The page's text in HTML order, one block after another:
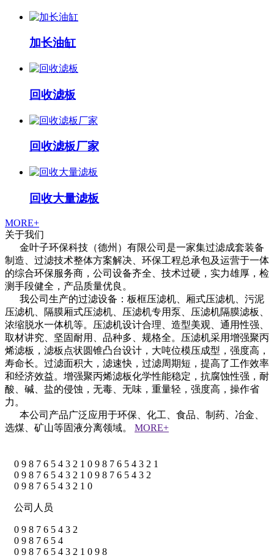
加长油缸
回收滤板
回收滤板厂家
回收大量滤板
MORE+
关于我们
金叶子环保科技（德州）有限公司是一家集过滤成套装备
制造、过滤技术整体方案解决、环保工程总承包及运营于一体
的综合环保服务商，公司设备齐全、技术过硬，实力雄厚，检
测手段健全，产品质量优良。
我公司生产的过滤设备：板框压滤机、厢式压滤机、污泥
压滤机、隔膜厢式压滤机、压滤机专用泵、压滤机隔膜滤板、
浓缩脱水一体机等。压滤机设计合理、造型美观、通用性强、
取材讲究、坚固耐用、品种多、规格全。压滤机采用增强聚丙
烯滤板，滤板点状圆锥凸台设计，大吨位模压成型，强度高，
寿命长。过滤面积大，滤速快，过滤周期短，提高了工作效率
和经济效益。增强聚丙烯滤板化学性能稳定，抗腐蚀性强，耐
酸、碱、盐的侵蚀，无毒、无味，重量轻，强度高，操作省
力。
本公司产品广泛应用于环保、化工、食品、制药、冶金、
选煤、矿山等固液分离领域。 MORE+
0 9 8 7 6 5 4 3 2 1 0 9 8 7 6 5 4 3 2 1
0 9 8 7 6 5 4 3 2 1 0 9 8 7 6 5 4 3 2
0 9 8 7 6 5 4 3 2 1 0
公司人员
0 9 8 7 6 5 4 3 2
0 9 8 7 6 5 4
0 9 8 7 6 5 4 3 2 1 0 9 8